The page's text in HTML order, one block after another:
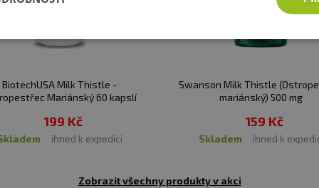
nevhodným skladováním a použitím.
BiotechUSA Milk Thistle -
Mariánský 60 kapslí
199 Kč
skladem ihned k expedici
Swanson Milk Thistle
mariánský) 500 mg
159 Kč
skladem ihned k
Zobrazit všechny produkty v akci